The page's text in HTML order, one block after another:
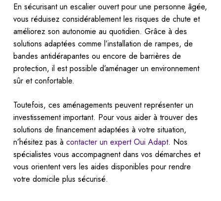
En sécurisant un escalier ouvert pour une personne âgée,
vous réduisez considérablement les risques de chute et
améliorez son autonomie au quotidien. Grâce à des
solutions adaptées comme l’installation de rampes, de
bandes antidérapantes ou encore de barrières de
protection, il est possible d’aménager un environnement
sûr et confortable.
Toutefois, ces aménagements peuvent représenter un
investissement important. Pour vous aider à trouver des
solutions de financement adaptées à votre situation,
n’hésitez pas à contacter un expert Oui Adapt. Nos
spécialistes vous accompagnent dans vos démarches et
vous orientent vers les aides disponibles pour rendre
votre domicile plus sécurisé.